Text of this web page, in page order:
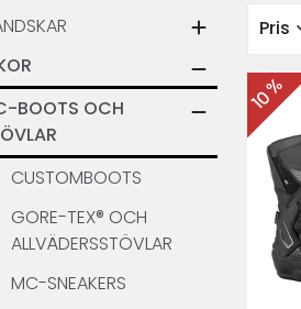
BOOTS OCH
CUSTOMBOOTS
GORE-TEX® OCH
ALLVÄDERSSTÖVLAR
MC-SNEAKERS
Pris
10 %